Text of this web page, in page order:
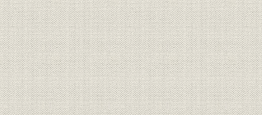
第7章 占領下の海運業
第1節 占領政策と海運管理
第2節 占領政策と大阪商船・三井船舶
第3節 海運管理下の大阪商船・三井船舶
第8章 海運業の復興